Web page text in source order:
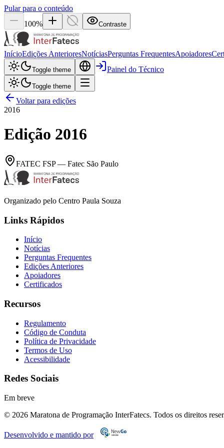
Pular para o conteúdo
100% Contraste
InícioEdições AnterioresNotíciasPerguntas FrequentesApoiadores
Toggle theme Painel do Técnico
Toggle theme
Voltar para edições
2016
Edição 2016
FATEC FSP— Fatec São Paulo
Organizado pelo Centro Paula Souza
Links Rápidos
Início
Notícias
Perguntas Frequentes
Edições Anteriores
Apoiadores
Certificados
Recursos
Regulamento
Código de Conduta
Política de Privacidade
Termos de Uso
Acessibilidade
Redes Sociais
Em breve
© 2026 Maratona de Programação InterFatecs. Todos os direitos
Desenvolvido e mantido por